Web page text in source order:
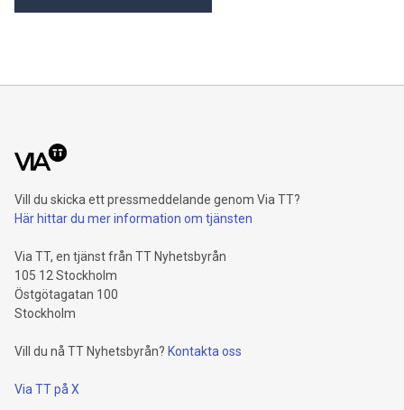
Vill du skicka ett pressmeddelande genom Via TT?
Här hittar du mer information om tjänsten
Via TT, en tjänst från TT Nyhetsbyrån
105 12 Stockholm
Östgötagatan 100
Stockholm
Vill du nå TT Nyhetsbyrån? Kontakta oss
Via TT på X